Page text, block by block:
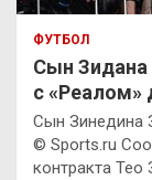
ФУТБОЛ
Сын Зидана
с «Реалом»
Сын Зинедина
© Sports.ru
контракта